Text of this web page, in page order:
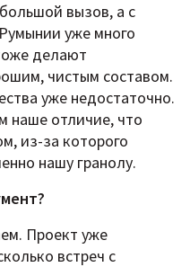
вызов, а с
уже много
делают
чистым составом.
уже недостаточно.
наше отличие, что
из-за которого
нашу гранолу.
Проект уже
встреч с